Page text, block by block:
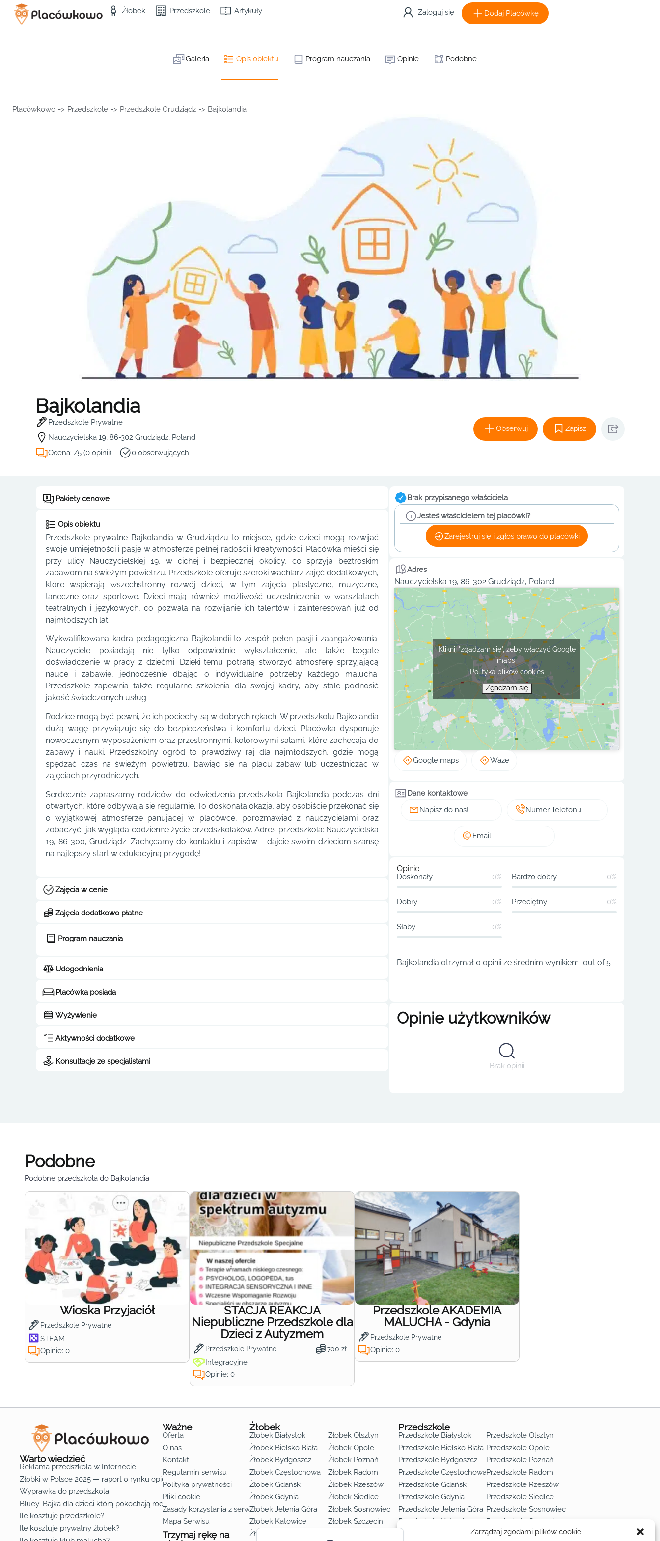
Zarządzaj zgodami plików cookie
Żłobek Przedszkole Artykuły Zaloguj się Dodaj Placówkę
Galeria Opis obiektu Program nauczania Opinie Podobne
Placówkowo -> Przedszkole -> Przedszkole Grudziądz -> Bajkolandia
Bajkolandia
Przedszkole Prywatne
Nauczycielska 19, 86-302 Grudziądz, Poland
Ocena: /5 (0 opinii)
0 obserwujących
Obserwuj Zapisz
Pakiety cenowe
Opis obiektu
Przedszkole prywatne Bajkolandia w Grudziądzu to miejsce, gdzie dzieci mogą rozwijać
swoje umiejętności i pasje w atmosferze pełnej radości i kreatywności. Placówka mieści się
przy ulicy Nauczycielskiej 19, w cichej i bezpiecznej okolicy, co sprzyja beztroskim
zabawom na świeżym powietrzu. Przedszkole oferuje szeroki wachlarz zajęć dodatkowych,
które wspierają wszechstronny rozwój dzieci, w tym zajęcia plastyczne, muzyczne,
taneczne oraz sportowe. Dzieci mają również możliwość uczestniczenia w warsztatach
teatralnych i językowych, co pozwala na rozwijanie ich talentów i zainteresowań już od
najmłodszych lat.
Wykwalifikowana kadra pedagogiczna Bajkolandii to zespół pełen pasji i zaangażowania.
Nauczyciele posiadają nie tylko odpowiednie wykształcenie, ale także bogate
doświadczenie w pracy z dziećmi. Dzięki temu potrafią stworzyć atmosferę sprzyjającą
nauce i zabawie, jednocześnie dbając o indywidualne potrzeby każdego malucha.
Przedszkole zapewnia także regularne szkolenia dla swojej kadry, aby stale podnosić
jakość świadczonych usług.
Rodzice mogą być pewni, że ich pociechy są w dobrych rękach. W przedszkolu Bajkolandia
dużą wagę przywiązuje się do bezpieczeństwa i komfortu dzieci. Placówka dysponuje
nowoczesnym wyposażeniem oraz przestronnymi, kolorowymi salami, które zachęcają do
zabawy i nauki. Przedszkolny ogród to prawdziwy raj dla najmłodszych, gdzie mogą
spędzać czas na świeżym powietrzu, bawiąc się na placu zabaw lub uczestnicząc w
zajęciach przyrodniczych.
Serdecznie zapraszamy rodziców do odwiedzenia przedszkola Bajkolandia podczas dni
otwartych, które odbywają się regularnie. To doskonała okazja, aby osobiście przekonać się
o wyjątkowej atmosferze panującej w placówce, porozmawiać z nauczycielami oraz
zobaczyć, jak wygląda codzienne życie przedszkolaków. Adres przedszkola: Nauczycielska
19, 86-300, Grudziądz. Zachęcamy do kontaktu i zapisów – dajcie swoim dzieciom szansę
na najlepszy start w edukacyjną przygodę!
Zajęcia w cenie
Zajęcia dodatkowo płatne
Program nauczania
Udogodnienia
Placówka posiada
Wyżywienie
Aktywności dodatkowe
Konsultacje ze specjalistami
Brak przypisanego właściciela
Jesteś właścicielem tej placówki?
Zarejestruj się i zgłoś prawo do placówki
Adres
Nauczycielska 19, 86-302 Grudziądz, Poland
Kliknij "zgadzam się", żeby włączyć Google
maps
Polityka plików cookies
Zgadzam się
Google maps Waze
Dane kontaktowe
Napisz do nas!
Numer Telefonu
Email
Opinie
Doskonały 0% Bardzo dobry 0%
Dobry 0% Przeciętny 0%
Słaby 0%
Bajkolandia otrzymał 0 opinii ze średnim wynikiem out of 5
Opinie użytkowników
Brak opinii
Podobne
Podobne przedszkola do Bajkolandia
Wioska Przyjaciół
Przedszkole Prywatne
STEAM
Opinie: 0
STACJA REAKCJA
Niepubliczne Przedszkole dla
Dzieci z Autyzmem
Przedszkole Prywatne 700 zł
Integracyjne
Opinie: 0
Przedszkole AKADEMIA
MALUCHA - Gdynia
Przedszkole Prywatne
Opinie: 0
Warto wiedzieć
Reklama przedszkola w Internecie
Żłobki w Polsce 2025 — raport o rynku opieki nad dziećmi do lat 3
Wyprawka do przedszkola
Bluey: Bajka dla dzieci którą pokochają rodzice
Ile kosztuje przedszkole?
Ile kosztuje prywatny żłobek?
Ważne
Oferta
O nas
Kontakt
Regulamin serwisu
Polityka prywatności
Pliki cookie
Zasady korzystania z serwisu
Mapa Serwisu
Trzymaj rękę na
Żłobek
Żłobek Białystok
Żłobek Bielsko Biała
Żłobek Bydgoszcz
Żłobek Częstochowa
Żłobek Gdańsk
Żłobek Gdynia
Żłobek Jelenia Góra
Żłobek Katowice
Żłobek Kielce
Żłobek Olsztyn
Żłobek Opole
Żłobek Poznań
Żłobek Radom
Żłobek Rzeszów
Żłobek Siedlce
Żłobek Sosnowiec
Żłobek Szczecin
Przedszkole
Przedszkole Białystok
Przedszkole Bielsko Biała
Przedszkole Bydgoszcz
Przedszkole Częstochowa
Przedszkole Gdańsk
Przedszkole Gdynia
Przedszkole Jelenia Góra
Przedszkole Katowice
Przedszkole Olsztyn
Przedszkole Opole
Przedszkole Poznań
Przedszkole Radom
Przedszkole Rzeszów
Przedszkole Siedlce
Przedszkole Sosnowiec
Przedszkole Szczecin
Przedszkole Toruń